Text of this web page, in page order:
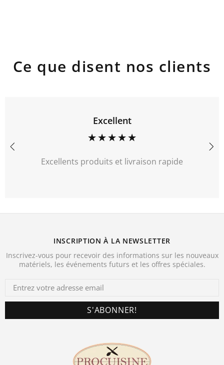
Ce que disent nos clients
Excellent
Excellents produits et livraison rapide
INSCRIPTION À LA NEWSLETTER
Inscrivez-vous pour recevoir des informations sur les nouveaux
matériels, les événements futurs et les offres spéciales.